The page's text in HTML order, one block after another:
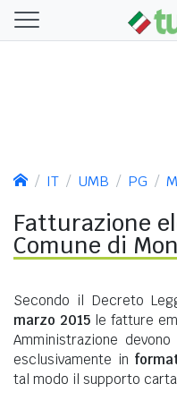
IT UMB PG
Fatturazione
Comune di
Secondo il Decreto
marzo 2015le fatture
Amministrazione
esclusivamente in
tal modo il supporto